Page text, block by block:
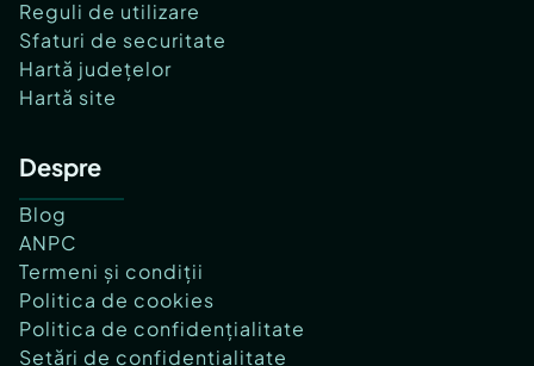
Reguli de utilizare
Sfaturi de securitate
Hartă județelor
Hartă site
Despre
Blog
ANPC
Termeni și condiții
Politica de cookies
Politica de confidențialitate
Setări de confidențialitate